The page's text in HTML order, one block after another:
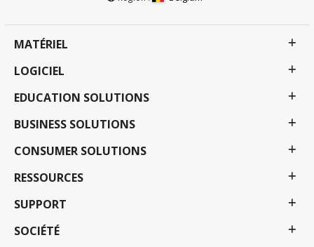
MATÉRIEL
LOGICIEL
EDUCATION SOLUTIONS
BUSINESS SOLUTIONS
CONSUMER SOLUTIONS
RESSOURCES
SUPPORT
SOCIÉTÉ